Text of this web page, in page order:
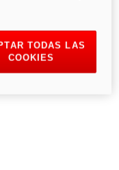
TODAS LAS
COOKIES